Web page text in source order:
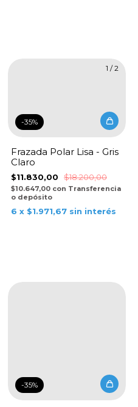
1 /2
-35%
Frazada Polar Lisa - Gris
Claro
$11.830,00 $18.200,00
$10.647,00 con Transferencia
o depósito
6 x $1.971,67 sin interés
-35%